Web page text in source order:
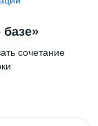
базе»
сочетание